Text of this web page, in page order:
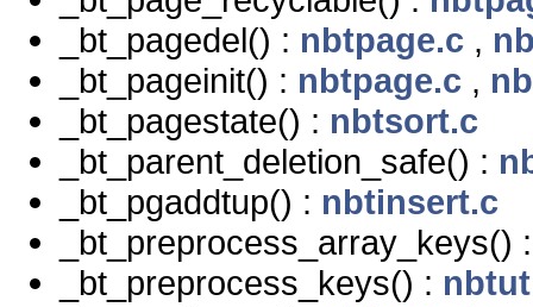
_bt_pagedel() : nbtpage.c ,
_bt_pageinit() : nbtpage.c ,
_bt_pagestate() : nbtsort.c
_bt_parent_deletion_safe() :
_bt_pgaddtup() : nbtinsert.c
_bt_preprocess_array_keys()
_bt_preprocess_keys() :